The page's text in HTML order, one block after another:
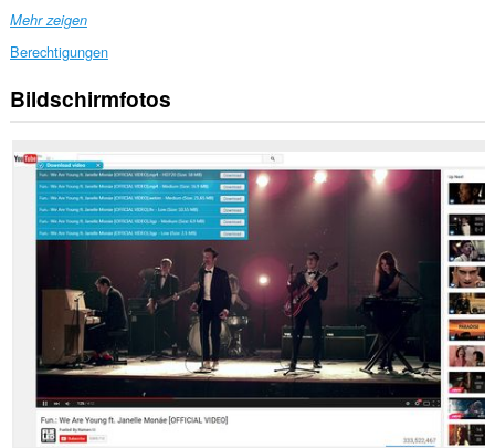
Mehr zeigen
Berechtigungen
Diese
Erweiterung
auf
Ihre
Daten
Webseiten
Diese
Erweiterung
Browseraktivitäten
zugreifen.
Bildschirmfotos